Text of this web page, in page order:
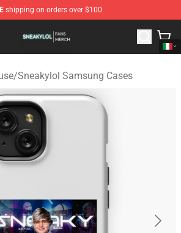
shipping on orders over $100
- Official Sneakylol Merchandise Store
/Sneakylol Samsung Cases